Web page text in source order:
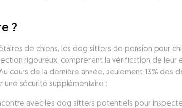
?
de chiens, les dog sitters de pension pour
rigoureux, comprenant la vérification de leur
cours de la dernière année, seulement 13% des
une sécurité supplémentaire :
avec les dog sitters potentiels pour